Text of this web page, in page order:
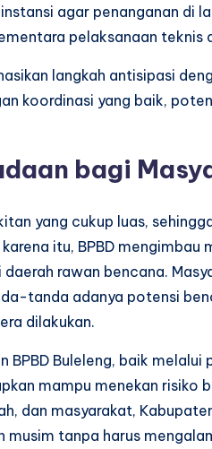
agar penanganan di
pelaksanaan teknis
langkah antisipasi
koordinasi yang baik,
bagi
yang cukup luas,
itu, BPBD
rawan bencana.
tanda adanya potensi
dilakukan.
BPBD Buleleng, baik
mampu menekan risiko
dan masyarakat,
tanpa harus